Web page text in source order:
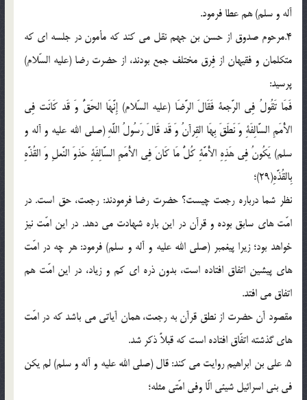
آله و سلم) هم عطا فرمود.
4.مرحوم صدوق از حسن بن جهم نقل می کند که مأمون در جلسه ای که
متکلمان و فقیهان از فِرق مختلف جمع بودند، از حضرت رضا (علیه السّلام)
پرسید:
فَمَا تَقُولُ فِی الرَّجعة فَقَالَ الرَّضَا (علیه السّلام) إِنَّهَا الحَقُّ وَ قَد کَانَت فِی
الأٌمَمِ السَّالِفَةِ وَ نَطَقَ بِهَا القِرآنُ وَ قَد قَالَ رَسُولُ اللَّهِ (صلی الله علیه و آله و
سلم) یَکُونُ فِی هَذِهِ الأٌمَّةِ کُلُّ مَا کَانَ فِی الأُمَمِ السَّالِفَةِ حَذوَ النَّعلِ وَ القُذَّهِ
بِالقُذَّهِ(29)؛
نظر شما درباره رجعت چیست؟ حضرت رضا فرمودند: رجعت، حق است. در
امّت های سابق بوده و قرآن در این باره شهادت می دهد. در این امّت نیز
خواهد بود؛ زیرا پیغمبر (صلی الله علیه و آله و سلم) فرمود: هر چه در امّت
های پیشین اتفاق افتاده است، بدون ذره ای کم و زیاد، در این امّت هم
اتفاق می افتد.
مقصود آن حضرت از نطق قرآن به رجعت، همان آیاتی می باشد که در امّت
های گذشته اتفّاق افتاده است که قبلاً ذکر شد.
5. علی بن ابراهیم روایت می کند: قال (صلی الله علیه و آله و سلم) لم یکن
فی بنی اسرائیل شیئی الّا وفی امّتی مثله؛